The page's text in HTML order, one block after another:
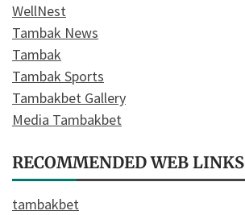
WellNest
Tambak News
Tambak
Tambak Sports
Tambakbet Gallery
Media Tambakbet
RECOMMENDED WEB LINKS
tambakbet